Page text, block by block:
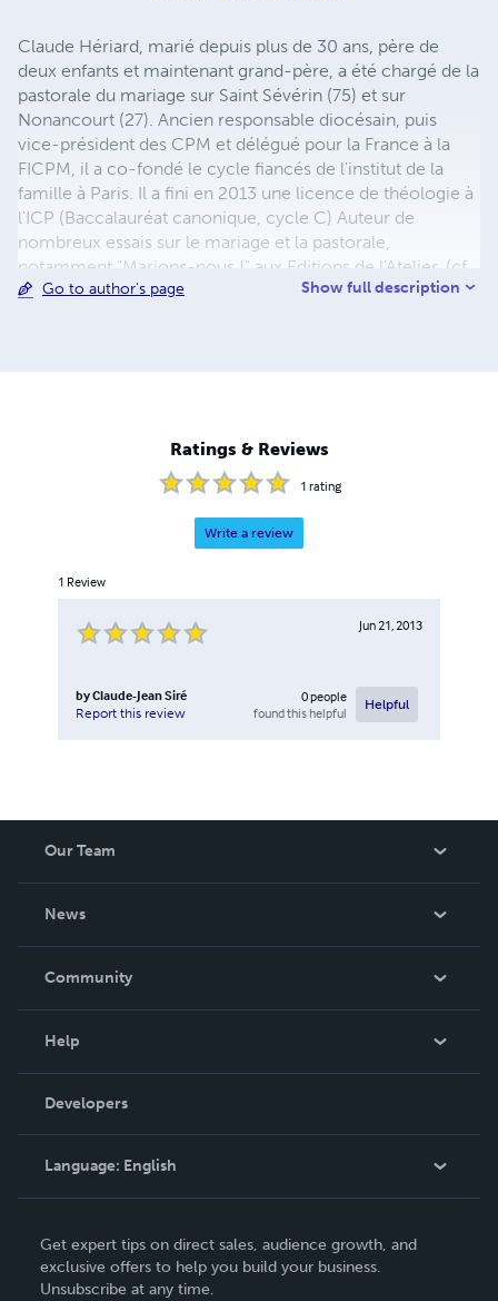
Claude Hériard, marié depuis plus de 30 ans, père de
deux enfants et maintenant grand-père, a été chargé de la
pastorale du mariage sur Saint Sévérin (75) et sur
Nonancourt (27). Ancien responsable diocésain, puis
vice-président des CPM et délégué pour la France à la
FICPM, il a co-fondé le cycle fiancés de l'institut de la
famille à Paris. Il a fini en 2013 une licence de théologie à
l'ICP (Baccalauréat canonique, cycle C) Auteur de
nombreux essais sur le mariage et la pastorale,
notamment "Marions-nous !" aux Editions de l'Atelier, (cf.
lien 3 pour une compréhension de leurs enchaînements),
Go to author's page Show full description
Ratings & Reviews
1 rating
Write a review
1 Review
Jun 21, 2013
byClaude-Jean Siré
Report this review
0people
found this helpful
Helpful
Our Team
News
In The News
Community
Podcast
Help
Order Lookup
Knowledge Base
Contact Support
Developers
Language: English
Deutsch
Français
Get expert tips on direct sales, audience growth, and
exclusive offers to help you build your business.
Unsubscribe at any time.